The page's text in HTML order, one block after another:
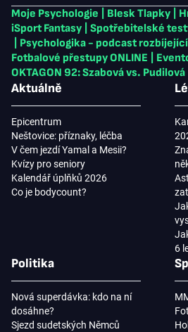
Moje Psychologie Blesk Tlapky
iSport Fantasy
Spotřebitelské
Psychologika - podcast
Fotbalové přestupy ONLINE
OKTAGON 92: Szabová vs. Pudilová
Aktuálně
Epicentrum
Neštovice: příznaky, léčba
V čem jezdí Yamal a Mesii?
Kvízy pro seniory
Kalendář úplňků 2026
Co je bodycount?
6
Politika
Nová superdávka: kdo na ní
dosáhne?
Sjezd sudetských Němců